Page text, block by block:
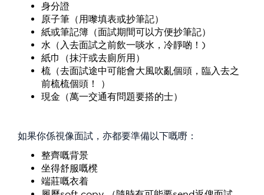
身分證
原子筆（用嚟填表或抄筆記）
紙或筆記簿（面試期間可以方便抄筆記）
水（入去面試之前飲一啖水，冷靜啲！)
紙巾（抹汗或去廁所用）
梳（去面試途中可能會大風吹亂個頭，臨入去之
前梳梳個頭！ ）
現金（萬一交通有問題要搭的士）
如果你係視像面試，亦都要準備以下嘅嘢：
整齊嘅背景
坐得舒服嘅櫈
端莊嘅衣着